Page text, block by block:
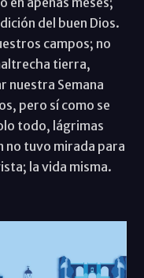
del buen Dios.
campos; no
tierra,
nuestra Semana
pero sí como se
todo, lágrimas
no tuvo mirada para
la vida misma.